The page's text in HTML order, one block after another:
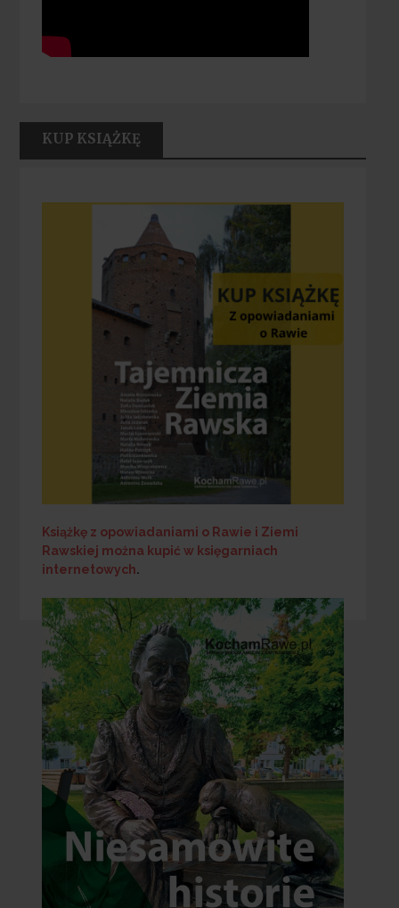
KUP KSIĄŻKĘ
Książkę z opowiadaniami o Rawie i Ziemi
Rawskiej można kupić w księgarniach
internetowych.